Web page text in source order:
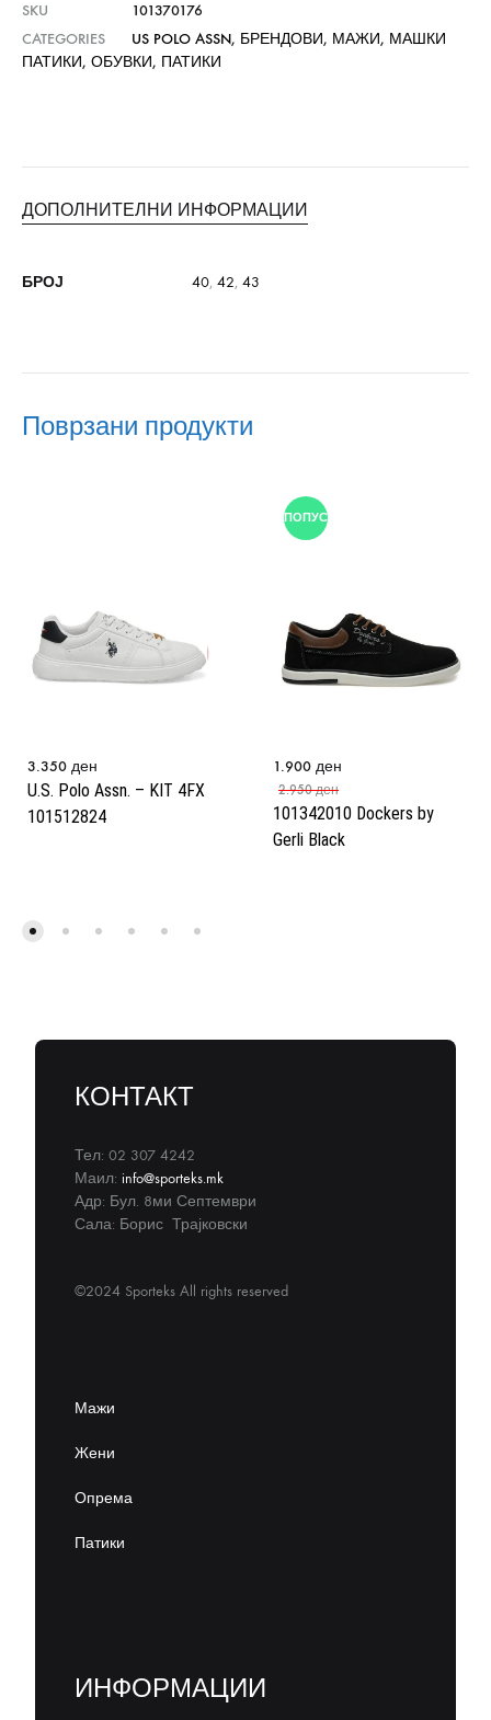
SKU
101370176
CATEGORIES
US POLO ASSN, БРЕНДОВИ, МАЖИ, МАШКИ
ПАТИКИ, ОБУВКИ, ПАТИКИ
ДОПОЛНИТЕЛНИ ИНФОРМАЦИИ
БРОЈ 40, 42, 43
Поврзани продукти
U.S. Polo Assn. – KIT 4FX
101512824
3.350 ден
ПОПУСТ
101342010 Dockers by
Gerli Black
1.900 ден
2.950ден
КОНТАКТ
Тел: 02 307 4242
Маил: info@sporteks.mk
Адр: Бул. 8ми Септември
Сала: Борис Трајковски
©2024 Sporteks All rights reserved
Мажи
Жени
Опрема
Патики
ИНФОРМАЦИИ